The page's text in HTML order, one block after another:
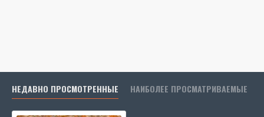
НЕДАВНО ПРОСМОТРЕННЫЕ НАИБОЛЕЕ ПРОСМАТРИВАЕМЫЕ